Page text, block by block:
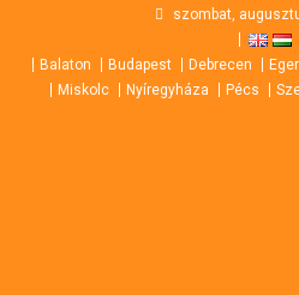
content
szombat,
Balaton Budapest Debrecen Eger
Miskolc
Nyíregyháza Pécs